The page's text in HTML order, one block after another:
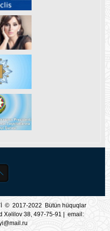
© 2017-2022 Bütün hüquqlar
Xəlilov 38, 497-75-91 | email: